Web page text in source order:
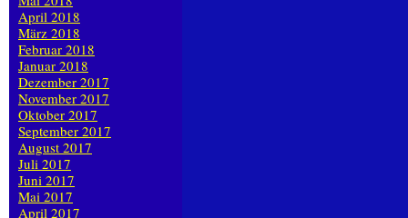
April 2018
März 2018
Februar 2018
Januar 2018
Dezember 2017
November 2017
Oktober 2017
September 2017
August 2017
Juli 2017
Juni 2017
Mai 2017
April 2017